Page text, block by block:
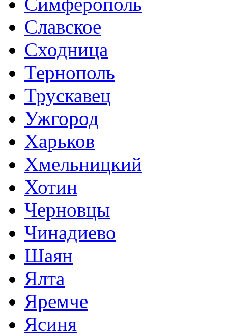
Славское
Сходница
Тернополь
Трускавец
Ужгород
Харьков
Хмельницкий
Хотин
Черновцы
Чинадиево
Шаян
Ялта
Яремче
Ясиня